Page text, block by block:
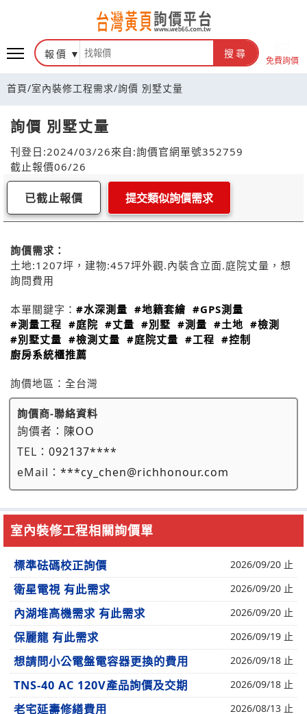
報價 搜尋
免費詢價
首頁/室內裝修工程需求/詢價 別墅丈量
詢價 別墅丈量
刊登日:2024/03/26來自:詢價官網單號352759
截止報價06/26
已截止報價 提交類似詢價需求
詢價需求：
土地:1207坪，建物:457坪外觀.內裝含立面.庭院丈量，想
詢問費用
本單關鍵字： #水深測量 #地籍套繪 #GPS測量
#測量工程 #庭院 #丈量 #別墅 #測量 #土地 #檢測
#別墅丈量 #檢測丈量 #庭院丈量 #工程 #控制
廚房系統櫃推薦
詢價地區： 全台灣
詢價商-聯絡資料
詢價者： 陳OO
TEL： 092137****
eMail： ***cy_chen@richhonour.com
室內裝修工程相關詢價單
標準砝碼校正詢價 2026/09/20 止
衛星電視 有此需求 2026/09/20 止
內湖堆高機需求 有此需求 2026/09/20 止
保麗龍 有此需求 2026/09/19 止
想請問小公電盤電容器更換的費用 2026/09/18 止
TNS-40 AC 120V產品詢價及交期 2026/09/18 止
老宅延壽修繕費用 2026/08/13 止